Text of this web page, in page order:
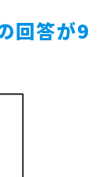
回答が9